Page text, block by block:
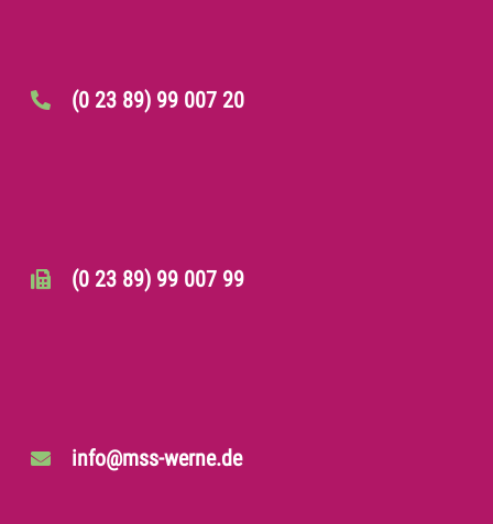
(0 23 89) 99 007 20
(0 23 89) 99 007 99
info@mss-werne.de